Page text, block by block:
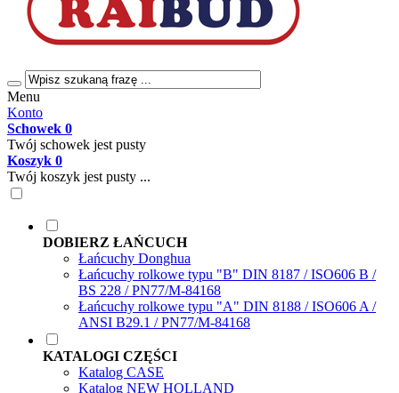
Menu
Konto
Schowek 0
Twój schowek jest pusty
Koszyk 0
Twój koszyk jest pusty ...
DOBIERZ ŁAŃCUCH
Łańcuchy Donghua
Łańcuchy rolkowe typu "B" DIN 8187 / ISO606 B /
BS 228 / PN77/M-84168
Łańcuchy rolkowe typu "A" DIN 8188 / ISO606 A /
ANSI B29.1 / PN77/M-84168
KATALOGI CZĘŚCI
Katalog CASE
Katalog NEW HOLLAND